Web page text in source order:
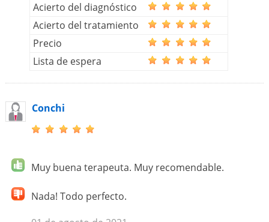
Acierto del diagnóstico
Acierto del tratamiento
Precio
Lista de espera
Conchi
Muy buena terapeuta. Muy recomendable.
Nada! Todo perfecto.